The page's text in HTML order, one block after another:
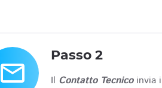
email
Passo 2
Il Contatto Tecnicoinvia